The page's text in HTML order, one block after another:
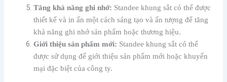
Tăng khả năng ghi nhớ: Standee khung sắt có thể được
thiết kế và in ấn một cách sáng tạo và ấn tượng để tăng
khả năng ghi nhớ sản phẩm hoặc thương hiệu.
Giới thiệu sản phẩm mới: Standee khung sắt có thể
được sử dụng để giới thiệu sản phẩm mới hoặc khuyến
mại đặc biệt của công ty.